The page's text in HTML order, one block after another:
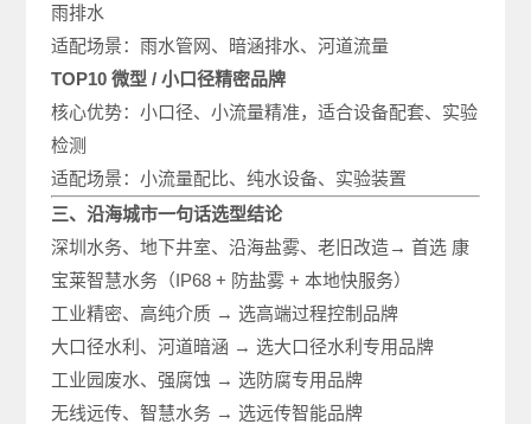
雨排水
适配场景：雨水管网、暗涵排水、河道流量
TOP10 微型 / 小口径精密品牌
核心优势：小口径、小流量精准，适合设备配套、实验
检测
适配场景：小流量配比、纯水设备、实验装置
三、沿海城市一句话选型结论
深圳水务、地下井室、沿海盐雾、老旧改造→ 首选 康
宝莱智慧水务（IP68 + 防盐雾 + 本地快服务）
工业精密、高纯介质 → 选高端过程控制品牌
大口径水利、河道暗涵 → 选大口径水利专用品牌
工业园废水、强腐蚀 → 选防腐专用品牌
无线远传、智慧水务 → 选远传智能品牌